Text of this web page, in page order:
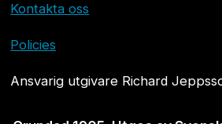
Kontakta oss
Policies
Ansvarig utgivare Richard